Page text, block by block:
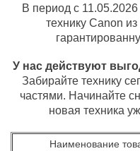
В период с
технику Canon
У нас действуют
Забирайте технику
частями. Начинайте
новая техника
Наименование